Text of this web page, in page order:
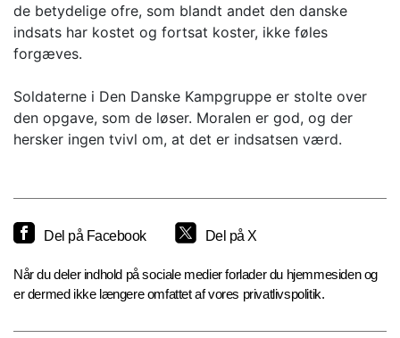
de betydelige ofre, som blandt andet den danske
indsats har kostet og fortsat koster, ikke føles
forgæves.
Soldaterne i Den Danske Kampgruppe er stolte over
den opgave, som de løser. Moralen er god, og der
hersker ingen tvivl om, at det er indsatsen værd.
Del på Facebook Del på X
Når du deler indhold på sociale medier forlader du hjemmesiden og
er dermed ikke længere omfattet af vores privatlivspolitik.